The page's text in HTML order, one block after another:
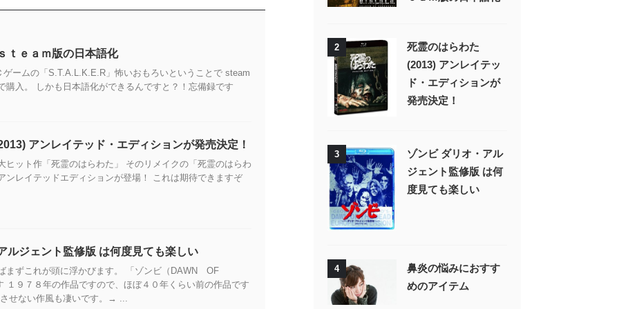
ｅａｍ版の日本語化
ームの「S.T.A.L.K.E.R」怖いおもろいということで steam
購入。 しかも日本語化ができるんですと？！忘備録です
アンレイテッド・エディションが発売決定！
ヒット作「死霊のはらわた」 そのリメイクの「死霊のはらわ
ンレイテッドエディションが登場！ これは期待できますぞ
ルジェント監修版 は何度見ても楽しい
まずこれが頭に浮かびます。 「ゾンビ（DAWN OF
９７８年の作品ですので、ほぼ４０年くらい前の作品です
せない作風も凄いです。→ ...
2
死霊のはらわた
(2013) アンレイテッ
ド・エディションが
発売決定！
3
ゾンビ ダリオ・アル
ジェント監修版 は何
度見ても楽しい
4
鼻炎の悩みにおすす
めのアイテム